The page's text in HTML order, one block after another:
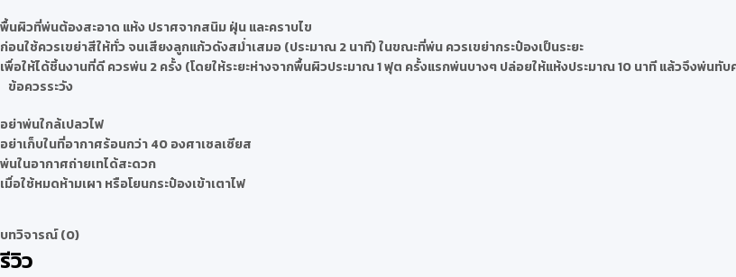
พื้นผิวที่พ่นต้องสะอาด แห้ง ปราศจากสนิม ฝุ่น และคราบไข
ก่อนใช้ควรเขย่าสีให้ทั่ว จนเสียงลูกแก้วดังสม่ำเสมอ (ประมาณ 2 นาที) ในขณะที่พ่น ควรเขย่ากระป๋องเป็นระยะ
เพื่อให้ได้ชิ้นงานที่ดี ควรพ่น 2 ครั้ง (โดยให้ระยะห่างจากพื้นผิวประมาณ 1 ฟุต ครั้งแรกพ่นบางๆ ปล่อยให้แห้งประมาณ 10 นาที แล้วจึงพ่นทับ
ข้อควรระวัง
อย่าพ่นใกล้เปลวไฟ
อย่าเก็บในที่อากาศร้อนกว่า 40 องศาเซลเซียส
พ่นในอากาศถ่ายเทได้สะดวก
เมื่อใช้หมดห้ามเผา หรือโยนกระป๋องเข้าเตาไฟ
บทวิจารณ์ (0)
รีวิว